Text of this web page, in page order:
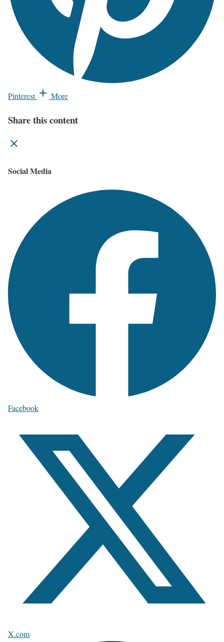
Pinterest More
Share this content
Social Media
Facebook
X.com